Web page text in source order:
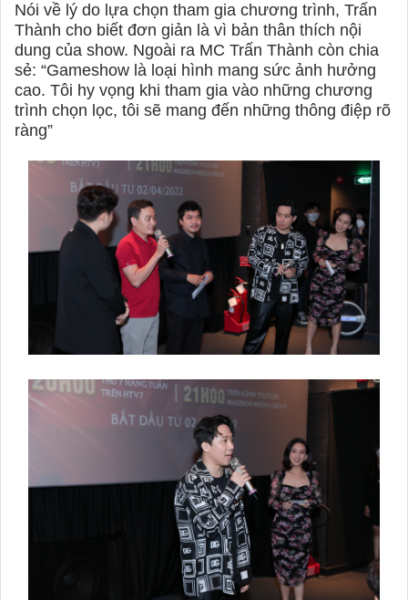
Nói về lý do lựa chọn tham gia chương trình, Trấn
Thành cho biết đơn giản là vì bản thân thích nội
dung của show. Ngoài ra MC Trấn Thành còn chia
sẻ: “Gameshow là loại hình mang sức ảnh hưởng
cao. Tôi hy vọng khi tham gia vào những chương
trình chọn lọc, tôi sẽ mang đến những thông điệp rõ
ràng”